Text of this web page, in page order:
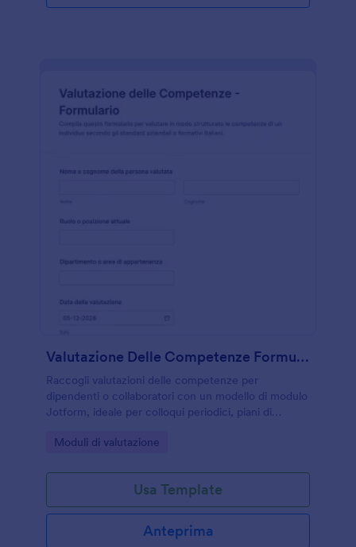
Valutazione Delle Competenze Formulario
Raccogli valutazioni delle competenze per
dipendenti o collaboratori con un modello di modulo
Jotform, ideale per colloqui periodici, piani di
azienda.
Go to Category:
Moduli di valutazione
Usa Template
Anteprima